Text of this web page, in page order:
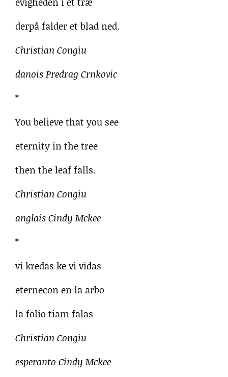
derpå falder et blad ned.
Christian Congiu
danois Predrag Crnkovic
*
You believe that you see
eternity in the tree
then the leaf falls.
Christian Congiu
anglais Cindy Mckee
*
vi kredas ke vi vidas
eternecon en la arbo
la folio tiam falas
Christian Congiu
esperanto Cindy Mckee